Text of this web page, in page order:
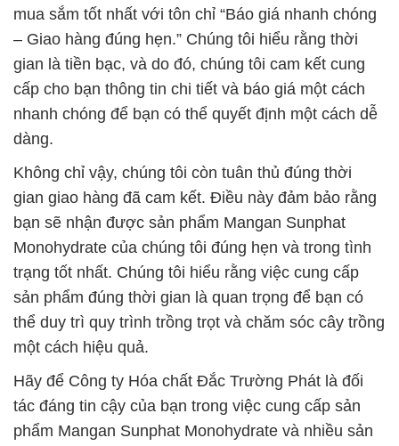
mua sắm tốt nhất với tôn chỉ “Báo giá nhanh chóng
– Giao hàng đúng hẹn.” Chúng tôi hiểu rằng thời
gian là tiền bạc, và do đó, chúng tôi cam kết cung
cấp cho bạn thông tin chi tiết và báo giá một cách
nhanh chóng để bạn có thể quyết định một cách dễ
dàng.
Không chỉ vậy, chúng tôi còn tuân thủ đúng thời
gian giao hàng đã cam kết. Điều này đảm bảo rằng
bạn sẽ nhận được sản phẩm Mangan Sunphat
Monohydrate của chúng tôi đúng hẹn và trong tình
trạng tốt nhất. Chúng tôi hiểu rằng việc cung cấp
sản phẩm đúng thời gian là quan trọng để bạn có
thể duy trì quy trình trồng trọt và chăm sóc cây trồng
một cách hiệu quả.
Hãy để Công ty Hóa chất Đắc Trường Phát là đối
tác đáng tin cậy của bạn trong việc cung cấp sản
phẩm Mangan Sunphat Monohydrate và nhiều sản